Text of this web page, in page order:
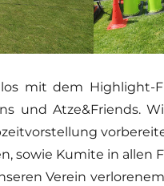
mit dem Highlight-
und Atze&Friends.
sowie Kumite in allen
Verein